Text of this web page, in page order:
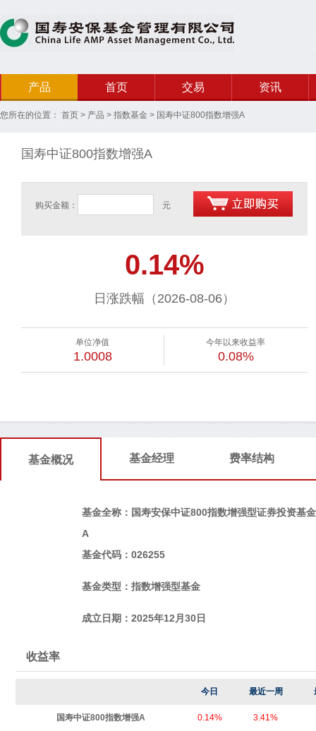
产品 首页 交易 资讯
您所在的位置： 首页 > 产品 > 指数基金 > 国寿中证800指数增强A
国寿中证800指数增强A
购买金额： 元
0.14%
日涨跌幅（2026-08-06）
单位净值
1.0008
今年以来收益率
0.08%
基金概况 基金经理 费率结构